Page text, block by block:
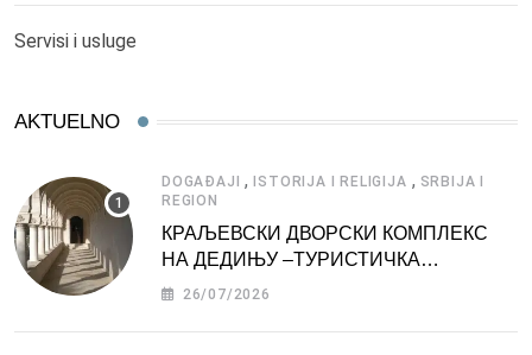
Servisi i usluge
AKTUELNO
DOGAĐAJI , ISTORIJA I RELIGIJA , SRBIJA I
REGION
КРАЉЕВСКИ ДВОРСКИ КОМПЛЕКС
НА ДЕДИЊУ –ТУРИСТИЧКА
АТРАКЦИЈА
26/07/2026